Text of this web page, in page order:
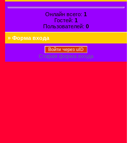
Онлайн всего: 1
Гостей: 1
Пользователей: 0
» Форма входа
Войти через uID
Старая форма входа